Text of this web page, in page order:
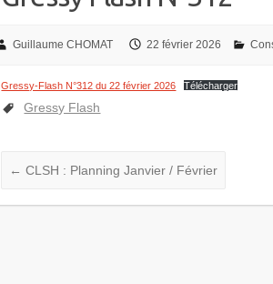
Guillaume CHOMAT 22 février 2026
Gressy-Flash N°312 du 22 février 2026 Télécharger
Gressy Flash
← CLSH : Planning Janvier / Février